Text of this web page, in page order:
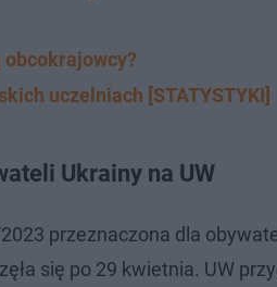
uczelniach [STATYSTYKI]
Ukrainy na UW
przeznaczona dla
się po 29 kwietnia. UW